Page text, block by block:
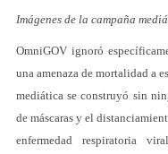
Imágenes de la campaña
OmniGOV ignoró
una amenaza de mortalidad a
mediática se construyó sin
de máscaras y el
enfermedad respiratoria